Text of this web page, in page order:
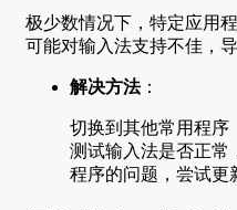
极少数情况下，特定应用
可能对输入法支持不佳，
解决方法：
切换到其他常用程序
测试输入法是否正常
程序的问题，尝试更